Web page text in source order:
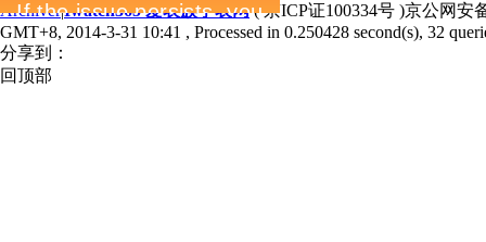
Archiver|Iwatch365 爱表族手表网( 京ICP证100334号 )京公网安
GMT+8, 2014-3-31 10:41 , Processed in 0.250428 second(s), 32
分享到：
回顶部